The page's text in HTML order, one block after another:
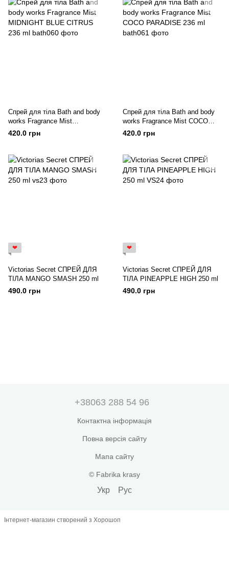
Спрей для тіла Bath and body
works Fragrance Mist
MIDNIGHT BLUE CITRUS 236
420.0 грн
Спрей для тіла Bath and body
works Fragrance Mist COCO
PARADISE 236 ml
420.0 грн
❤
Victorias Secret СПРЕЙ ДЛЯ
ТІЛА MANGO SMASH 250 ml
490.0 грн
❤
Victorias Secret СПРЕЙ ДЛЯ
ТІЛА PINEAPPLE HIGH 250 ml
490.0 грн
+38063 288 54 96
Контактна інформація
Повна версія сайту
Мапа сайту
© Fabrika krasy
Укр Рус
Інтернет-магазин створений з Хорошоп